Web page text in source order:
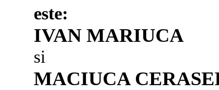
este:
IVAN MARIUCA
si
MACIUCA